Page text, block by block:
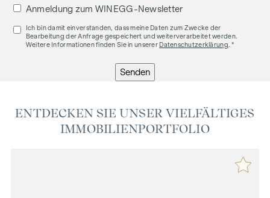
Anmeldung zum WINEGG-Newsletter
Ich bin damit einverstanden, dass meine Daten zum Zwecke der
Bearbeitung der Anfrage gespeichert und weiterverarbeitet werden.
Weitere Informationen finden Sie in unserer Datenschutzerklärung . *
Senden
ENTDECKEN SIE UNSER VIELFÄLTIGES
IMMOBILIENPORTFOLIO